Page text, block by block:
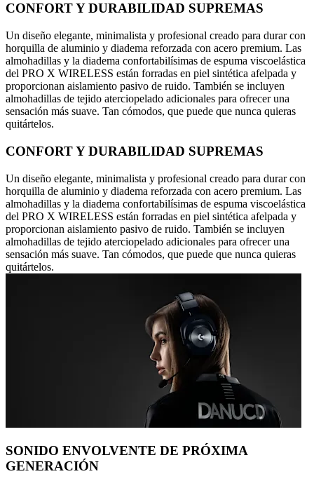
CONFORT Y DURABILIDAD SUPREMAS
Un diseño elegante, minimalista y profesional creado para durar con
horquilla de aluminio y diadema reforzada con acero premium. Las
almohadillas y la diadema confortabilísimas de espuma viscoelástica
del PRO X WIRELESS están forradas en piel sintética afelpada y
proporcionan aislamiento pasivo de ruido. También se incluyen
almohadillas de tejido aterciopelado adicionales para ofrecer una
sensación más suave. Tan cómodos, que puede que nunca quieras
quitártelos.
CONFORT Y DURABILIDAD SUPREMAS
Un diseño elegante, minimalista y profesional creado para durar con
horquilla de aluminio y diadema reforzada con acero premium. Las
almohadillas y la diadema confortabilísimas de espuma viscoelástica
del PRO X WIRELESS están forradas en piel sintética afelpada y
proporcionan aislamiento pasivo de ruido. También se incluyen
almohadillas de tejido aterciopelado adicionales para ofrecer una
sensación más suave. Tan cómodos, que puede que nunca quieras
quitártelos.
SONIDO ENVOLVENTE DE PRÓXIMA
GENERACIÓN